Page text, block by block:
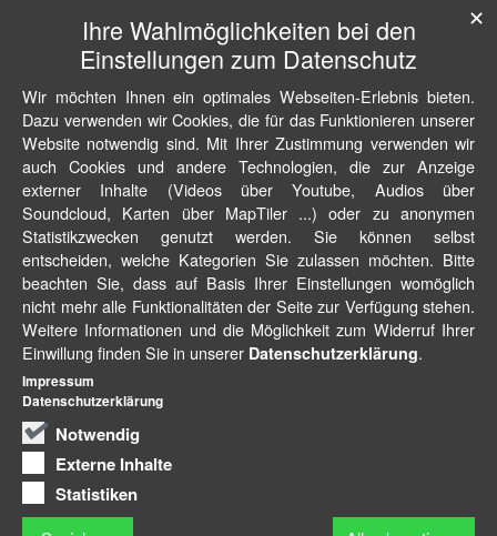
Ihre Wahlmöglichkeiten bei den
Einstellungen zum Datenschutz
Wir möchten Ihnen ein optimales Webseiten-Erlebnis bieten.
Dazu verwenden wir Cookies, die für das Funktionieren unserer
Website notwendig sind. Mit Ihrer Zustimmung verwenden wir
auch Cookies und andere Technologien, die zur Anzeige
externer Inhalte (Videos über Youtube, Audios über
Soundcloud, Karten über MapTiler ...) oder zu anonymen
Statistikzwecken genutzt werden. Sie können selbst
entscheiden, welche Kategorien Sie zulassen möchten. Bitte
beachten Sie, dass auf Basis Ihrer Einstellungen womöglich
nicht mehr alle Funktionalitäten der Seite zur Verfügung stehen.
Weitere Informationen und die Möglichkeit zum Widerruf Ihrer
Einwillung finden Sie in unserer Datenschutzerklärung.
Notwendig
Externe Inhalte
Statistiken
✕
Impressum
Datenschutzerklärung